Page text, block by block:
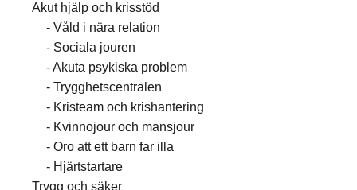
Akut hjälp och krisstöd
Våld i nära relation
Sociala jouren
Akuta psykiska problem
Trygghetscentralen
Kristeam och krishantering
Kvinnojour och mansjour
Oro att ett barn far illa
Hjärtstartare
Trygg och säker